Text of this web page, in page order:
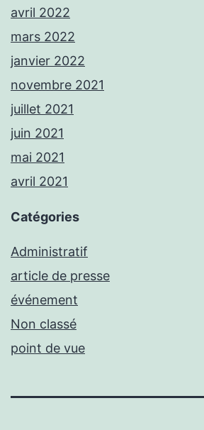
avril 2022
mars 2022
janvier 2022
novembre 2021
juillet 2021
juin 2021
mai 2021
avril 2021
Catégories
Administratif
article de presse
événement
Non classé
point de vue